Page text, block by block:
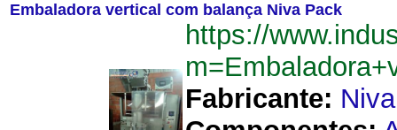
Embaladora vertical com balança Niva Pack
https://
Fabricante: